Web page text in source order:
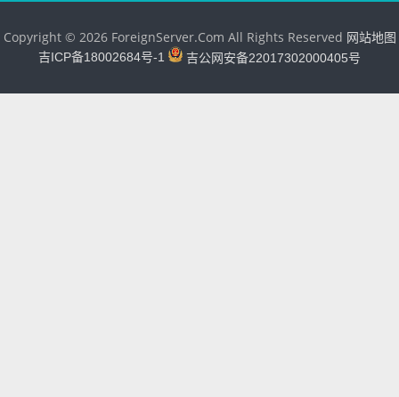
Copyright © 2026 ForeignServer.Com All Rights Reserved 网站地图
吉ICP备18002684号-1
吉公网安备22017302000405号